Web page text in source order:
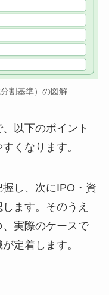
割基準）の図解
以下のポイント
くなります。
し、次にIPO・資
ます。そのうえ
実際のケースで
定着します。